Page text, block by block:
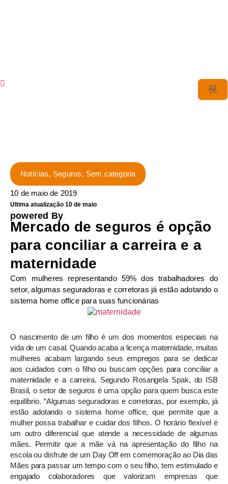
Notícias, Seguros, Sem categoria
10 de maio de 2019
Ultima atualização 10 de maio
powered By
Mercado de seguros é opção
para conciliar a carreira e a
maternidade
Com mulheres representando 59% dos trabalhadores do
setor, algumas seguradoras e corretoras já estão adotando o
sistema home office para suas funcionárias
O nascimento de um filho é um dos momentos especiais na
vida de um casal. Quando acaba a licença maternidade, muitas
mulheres acabam largando seus empregos para se dedicar
aos cuidados com o filho ou buscam opções para conciliar a
maternidade e a carreira. Segundo Rosangela Spak, do ISB
Brasil, o setor de seguros é uma opção para quem busca este
equilíbrio. “Algumas seguradoras e corretoras, por exemplo, já
estão adotando o sistema home office, que permite que a
mulher possa trabalhar e cuidar dos filhos. O horário flexível é
um outro diferencial que atende a necessidade de algumas
mães. Permitir que a mãe vá na apresentação do filho na
escola ou disfrute de um Day Off em comemoração ao Dia das
Mães para passar um tempo com o seu filho, tem estimulado e
engajado colaboradores que valorizam empresas que